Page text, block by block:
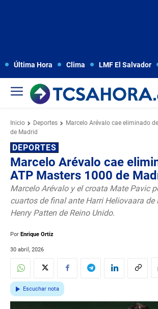
Última Hora Clima LMF El Salvador
Inicio Deportes
Marcelo Arévalo cae eliminado
de Madrid
DEPORTES
Marcelo Arévalo cae
ATP Masters 1000 de
Marcelo Arévalo y el croata Mate Pavic
cuartos de final ante Harri Heliovaara de
Henry Patten de Reino Unido.
Por Enrique Ortiz
30 abril, 2026
Escuchar nota